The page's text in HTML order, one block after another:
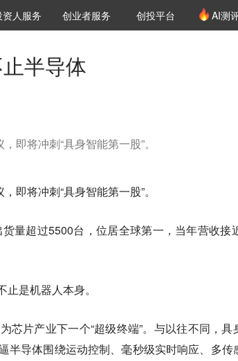
投资机构库
机构职位推介
资人服务 创投氪堂
创业者服务 创投平台 AI测
半导体
即将冲刺“具身智能第一股”。
即将冲刺“具身智能第一股”。
量超过5500台，位居全球第一，当年营收接
是机器人本身。
芯片产业下一个“超级终端”。与以往不同，具
半导体围绕运动控制、毫秒级实时响应、多传